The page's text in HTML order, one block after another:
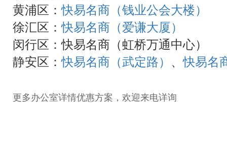
黄浦区：快易名商（钱业公会大楼）
徐汇区：快易名商（爱谦大厦）
闵行区：快易名商（虹桥万通中心）
静安区：快易名商（武定路） 、快易名
更多办公室详情优惠方案，欢迎来电详询